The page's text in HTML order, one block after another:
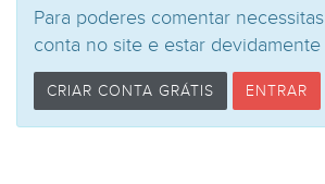
Para poderes comentar
conta no site e estar
CRIAR CONTA GRÁTIS ENTRAR